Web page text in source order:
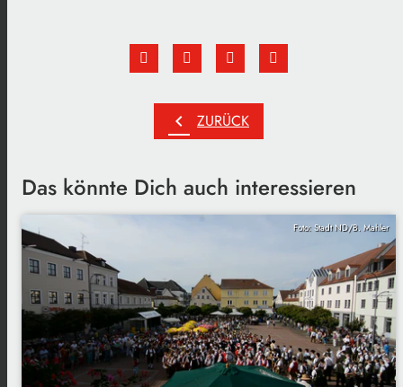
chevron_left ZURÜCK
Das könnte Dich auch interessieren
Foto: Stadt ND/B. Mahler